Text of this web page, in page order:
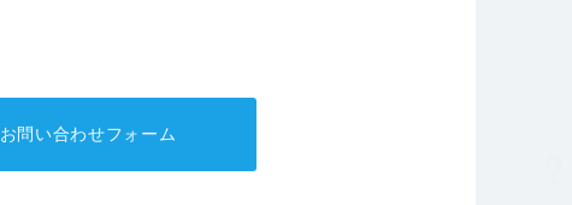
お問い合わせフォーム